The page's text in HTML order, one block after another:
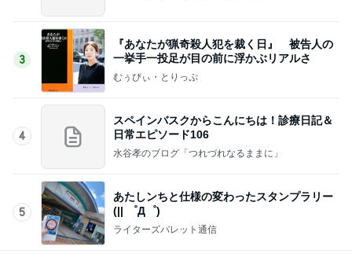
3
『あなたが猟奇殺人犯を裁く日』 被告人の
一挙手一投足が目の前に浮かぶリアルさ
むぅびぃ・とりっぷ
4
スペインバスクからこんにちは！診療日記＆
日常エピソード106
水谷孝のブログ「つれづれなるままに」
5
あたしンちと仕様の変わったスタンプラリー
(|| ゜Д゜)
ライターズパレット通信